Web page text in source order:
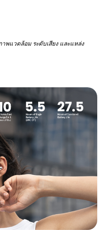
พแวดล้อม ระดับเสียง และแหล่ง